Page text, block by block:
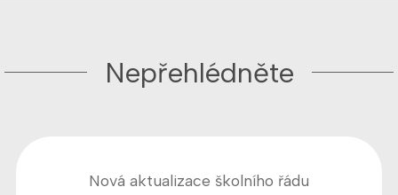
Nepřehlédněte
Nová aktualizace školního řádu